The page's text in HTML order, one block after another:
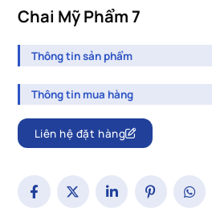
Chai Mỹ Phẩm 7
Thông tin sản phẩm
Thông tin mua hàng
Liên hệ đặt hàng